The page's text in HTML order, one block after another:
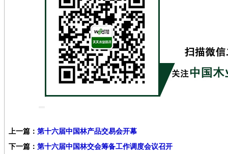
上一篇： 第十六届中国林产品交易会开幕
下一篇： 第十六届中国林交会筹备工作调度会议召开